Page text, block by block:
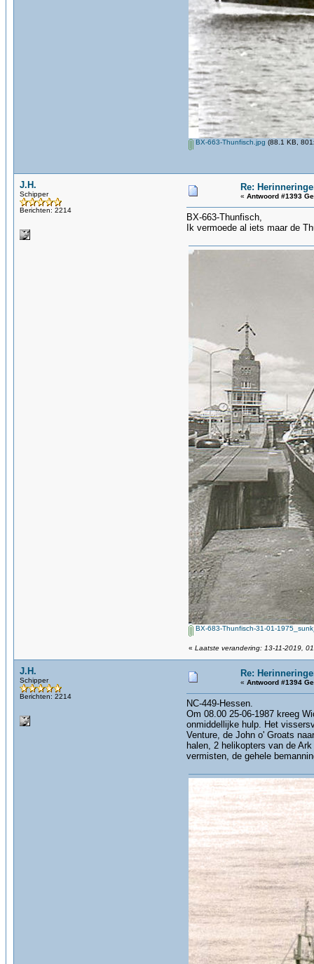
BX-663-Thunfisch.jpg (88.1 KB,
J.H.
Schipper
Berichten: 2214
Re:
« Antwoord #1393
BX-663-Thunfisch,
Ik vermoede al iets maar de
BX-683-Thunfisch-31-01-
« Laatste verandering: 13-11-2019,
J.H.
Schipper
Berichten: 2214
Re:
« Antwoord #1394
NC-449-Hessen.
Om 08.00 25-06-1987 kreeg
onmiddellijke hulp. Het
Venture, de John o' Groats
halen, 2 helikopters van de
vermisten, de gehele